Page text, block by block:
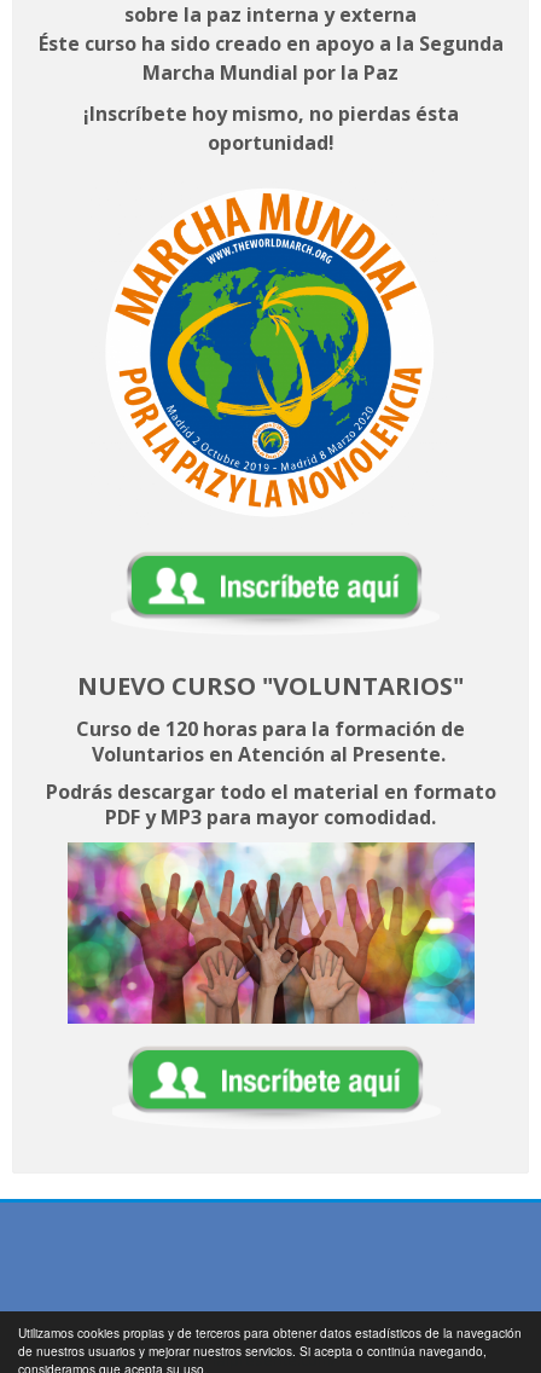
Utilizamos cookies propias y de terceros para obtener datos estadísticos de la navegación
de nuestros usuarios y mejorar nuestros servicios. Si acepta o continúa navegando,
consideramos que acepta su uso.
sobre la paz interna y externa
Éste curso ha sido creado en apoyo a la Segunda
Marcha Mundial por la Paz
¡Inscríbete hoy mismo, no pierdas ésta
oportunidad!
NUEVO CURSO "VOLUNTARIOS"
Curso de 120 horas para la formación de
Voluntarios en Atención al Presente.
Podrás descargar todo el material en formato
PDF y MP3 para mayor comodidad.
https://www.laatencionalpresente.com/